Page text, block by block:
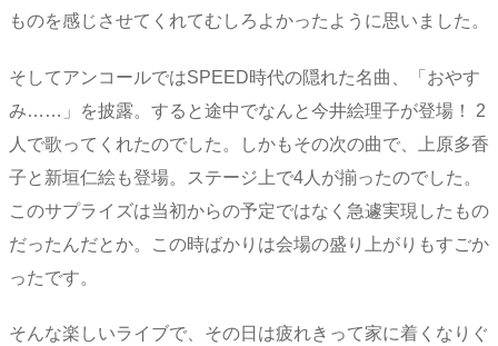
ものを感じさせてくれてむしろよかったように思いました。
そしてアンコールではSPEED時代の隠れた名曲、「おやす
み……」を披露。すると途中でなんと今井絵理子が登場！ 2
人で歌ってくれたのでした。しかもその次の曲で、上原多香
子と新垣仁絵も登場。ステージ上で4人が揃ったのでした。
このサプライズは当初からの予定ではなく急遽実現したもの
だったんだとか。この時ばかりは会場の盛り上がりもすごか
ったです。
そんな楽しいライブで、その日は疲れきって家に着くなりぐ